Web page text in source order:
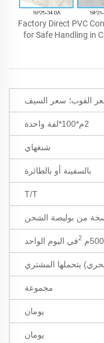
الفوب؛ سعر السيف
2م*100*لفة واحدة
شنغهاي
بالسفينة أو بالطائرة
T/T
2في اليوم الواحد
يتحملها المشتري
مجموعة
يومان
يومان